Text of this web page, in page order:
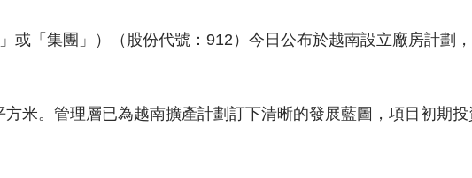
」或「集團」）（股份代號：912）今日公布於越南設立廠房計劃
米。管理層已為越南擴產計劃訂下清晰的發展藍圖，項目初期